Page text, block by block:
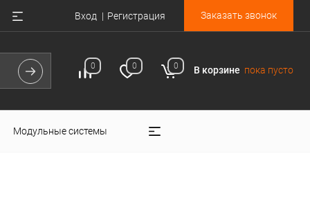
Вход Регистрация Заказать звонок
0 0 0 В корзине пока пусто
Модульные системы